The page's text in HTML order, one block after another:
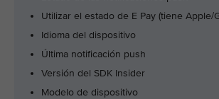
Utilizar el estado de E Pay (tiene Apple/
Idioma del dispositivo
Última notificación push
Versión del SDK Insider
Modelo de dispositivo